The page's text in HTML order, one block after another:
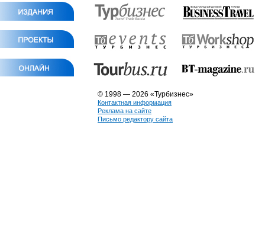
© 1998 — 2026 «Турбизнес»
Контактная информация
Реклама на сайте
Письмо редактору сайта